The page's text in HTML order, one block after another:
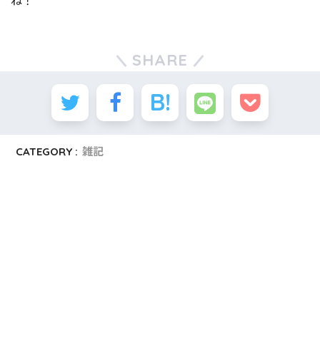
SHARE
CATEGORY : 雑記